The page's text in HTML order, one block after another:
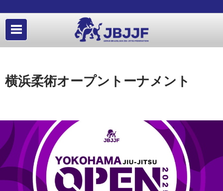
横浜柔術オープントーナメント